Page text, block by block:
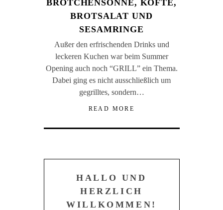
BRÖTCHENSONNE, KÖFTE,
BROTSALAT UND
SESAMRINGE
Außer den erfrischenden Drinks und
leckeren Kuchen war beim Summer
Opening auch noch “GRILL” ein Thema.
Dabei ging es nicht ausschließlich um
gegrilltes, sondern…
READ MORE
HALLO UND
HERZLICH
WILLKOMMEN!